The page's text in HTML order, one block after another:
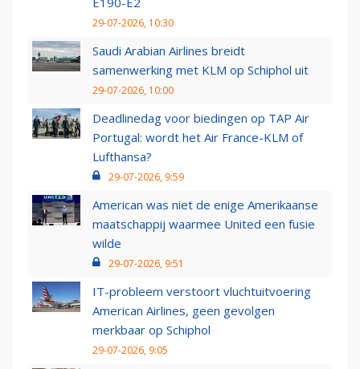
29-07-2026, 10:30
Saudi Arabian Airlines breidt
samenwerking met KLM op Schiphol uit
29-07-2026, 10:00
Deadlinedag voor biedingen op TAP Air
Portugal: wordt het Air France-KLM of
Lufthansa?
29-07-2026, 9:59
American was niet de enige Amerikaanse
maatschappij waarmee United een fusie
wilde
29-07-2026, 9:51
IT-probleem verstoort vluchtuitvoering
American Airlines, geen gevolgen
merkbaar op Schiphol
29-07-2026, 9:05